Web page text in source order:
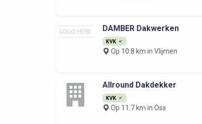
DAMBER Dakwerken
KVK
Op 10.8 km in Vlijmen
Allround Dakdekker
KVK
Op 11.7 km in Oss